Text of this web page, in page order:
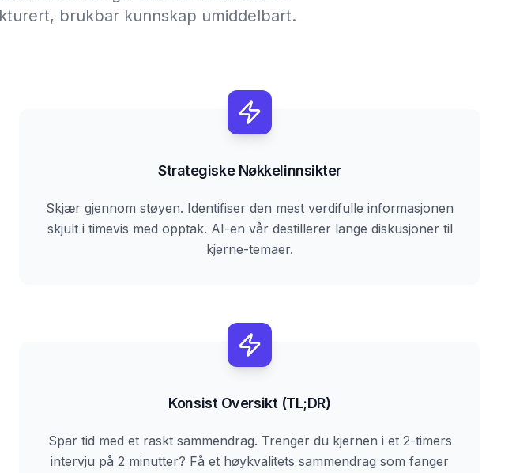
brukbar kunnskap umiddelbart.
Strategiske Nøkkelinnsikter
Skjær gjennom støyen. Identifiser den mest verdifulle informasjonen
skjult i timevis med opptak. AI-en vår destillerer lange diskusjoner til
kjerne-temaer.
Konsist Oversikt (TL;DR)
Spar tid med et raskt sammendrag. Trenger du kjernen i et 2-timers
intervju på 2 minutter? Få et høykvalitets sammendrag som fanger